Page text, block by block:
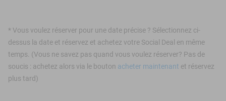
*Vous voulez réserver pour une date précise ? Sélectionnez ci-
dessus la date et réservez et achetez votre Social Deal en même
temps. (Vous ne savez pas quand vous voulez réserver? Pas de
soucis : achetez alors via le bouton acheter maintenant et réservez
plus tard)